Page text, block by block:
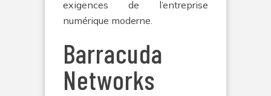
exigences de l’entreprise
numérique moderne.
Barracuda
Networks